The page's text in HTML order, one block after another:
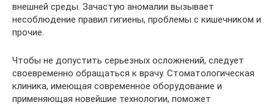
внешней среды. Зачастую аномалии вызывает
несоблюдение правил гигиены, проблемы с кишечником и
прочие.
Чтобы не допустить серьезных осложнений, следует
своевременно обращаться к врачу. Стоматологическая
клиника, имеющая современное оборудование и
применяющая новейшие технологии, поможет